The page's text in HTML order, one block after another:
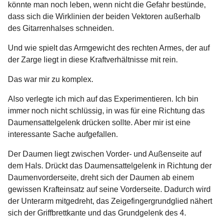
könnte man noch leben, wenn nicht die Gefahr bestünde,
dass sich die Wirklinien der beiden Vektoren außerhalb
des Gitarrenhalses schneiden.
Und wie spielt das Armgewicht des rechten Armes, der auf
der Zarge liegt in diese Kraftverhältnisse mit rein.
Das war mir zu komplex.
Also verlegte ich mich auf das Experimentieren. Ich bin
immer noch nicht schlüssig, in was für eine Richtung das
Daumensattelgelenk drücken sollte. Aber mir ist eine
interessante Sache aufgefallen.
Der Daumen liegt zwischen Vorder- und Außenseite auf
dem Hals. Drückt das Daumensattelgelenk in Richtung der
Daumenvorderseite, dreht sich der Daumen ab einem
gewissen Krafteinsatz auf seine Vorderseite. Dadurch wird
der Unterarm mitgedreht, das Zeigefingergrundglied nähert
sich der Griffbrettkante und das Grundgelenk des 4.